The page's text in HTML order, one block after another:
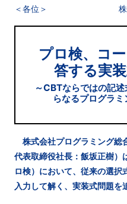
＜各位＞
プロ検、コ
答する実
～CBTならではの記
らなるプログラ
株式会社プログラミング総
代表取締役社長：飯坂正樹）
ロ検）において、従来の選択
入力して解く、実装式問題を